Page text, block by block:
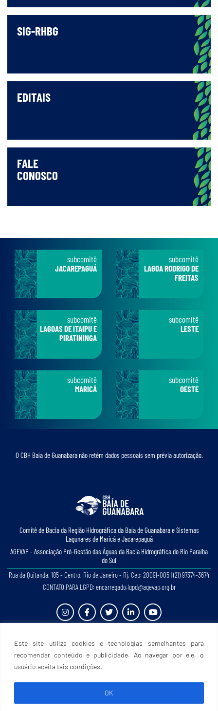
Este site utiliza cookies e tecnologias semelhantes para
recomendar conteúdo e publicidade. Ao navegar por ele, o
usuário aceita tais condições.
OK
SIG-RHBG
EDITAIS
FALE
CONOSCO
subcomitê
JACAREPAGUÁ
subcomitê
LAGOA RODRIGO DE
FREITAS
subcomitê
LAGOAS DE ITAIPU E
PIRATININGA
subcomitê
LESTE
subcomitê
MARICÁ
subcomitê
OESTE
O CBH Baía de Guanabara não retém dados pessoais sem prévia autorização.
Comitê de Bacia da Região Hidrográﬁca da Baía de Guanabara e Sistemas
Lagunares de Maricá e Jacarepaguá
AGEVAP - Associação Pró-Gestão das Águas da Bacia Hidrográﬁca do Rio Paraíba
do Sul
Rua da Quitanda, 185 - Centro, Rio de Janeiro - Rj, Cep: 20091-005 | (21) 97374-3674
CONTATO PARA LGPD: encarregado.lgpd@agevap.org.br